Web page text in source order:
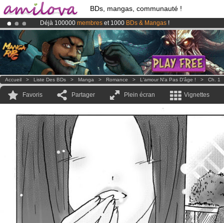
BDs, mangas, communauté !
Déjà 100000 membres et 1000 BDs & Mangas !
Abonnement premium: à partir de3.95 eurospar mois !Clique ici
LeKickstarter Amilova est désormais lancé
Accueil > Liste Des BDs > Manga > Romance > L'amour N'a Pas D'âge ! > Ch. 1
Favoris Partager Plein écran Vignettes